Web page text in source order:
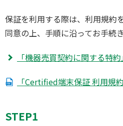
保証を利用する際は、利用規約
同意の上、手順に沿ってお手続
「機器売買契約に関する特約
「Certified端末保証 利用規約
STEP1